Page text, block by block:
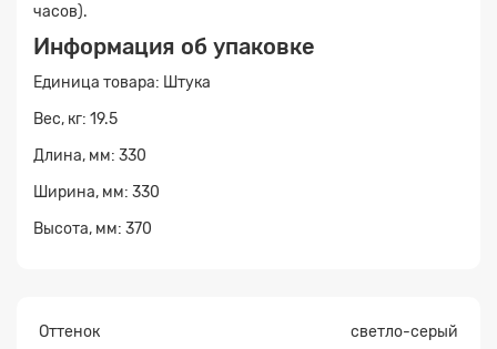
часов).
Информация об упаковке
Единица товара: Штука
Вес, кг: 19.5
Длина, мм: 330
Ширина, мм: 330
Высота, мм: 370
Оттенок светло-серый